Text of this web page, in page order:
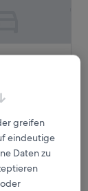
Der
Preis
beträgt
80 €
80 €
& Gebühren
3. Sept.–4. Sept.
greifen
eindeutige
Daten zu